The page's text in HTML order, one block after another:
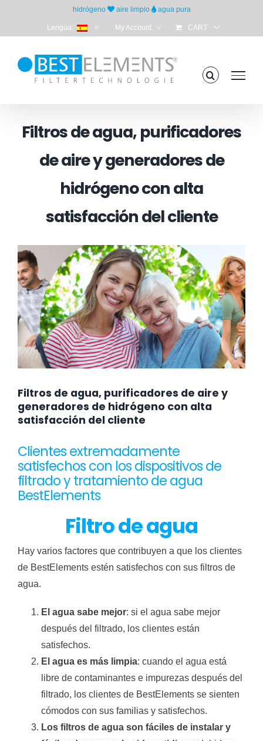
hidrógeno aire limpio agua pura
Lengua: My Account CART
Filtros de agua, purificadores
de aire y generadores de
hidrógeno con alta
satisfacción del cliente
Filtros de agua, purificadores de aire y
generadores de hidrógeno con alta
satisfacción del cliente
Clientes extremadamente
satisfechos con los dispositivos de
filtrado y tratamiento de agua
BestElements
Filtro de agua
Hay varios factores que contribuyen a que los clientes
de BestElements estén satisfechos con sus filtros de
agua.
El agua sabe mejor: si el agua sabe mejor
después del filtrado, los clientes están
satisfechos.
El agua es más limpia: cuando el agua está
libre de contaminantes e impurezas después del
filtrado, los clientes de BestElements se sienten
cómodos con sus familias y satisfechos.
Los filtros de agua son fáciles de instalar y